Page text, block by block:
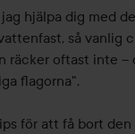
hjälpa dig med
så vanlig
räcker oftast inte –
flagorna".
för att få bort